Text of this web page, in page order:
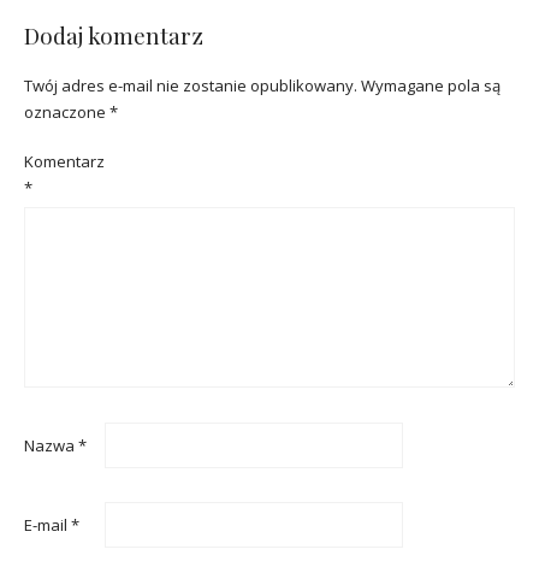
Dodaj komentarz
Twój adres e-mail nie zostanie opublikowany. Wymagane pola są
oznaczone *
Komentarz
*
Nazwa *
E-mail *